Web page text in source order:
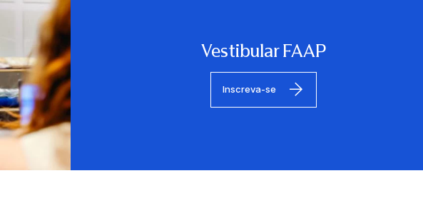
Vestibular FAAP
Inscreva-se